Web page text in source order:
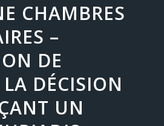
CHAMBRES
–
DE
DÉCISION
UN